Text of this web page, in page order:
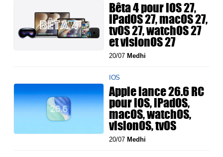
Bêta 4 pour iOS 27,
iPadOS 27, macOS 27,
tvOS 27, watchOS 27
et visionOS 27
20/07 Medhi
IOS
Apple lance 26.6 RC
pour iOS, iPadOS,
macOS, watchOS,
visionOS, tvOS
20/07 Medhi